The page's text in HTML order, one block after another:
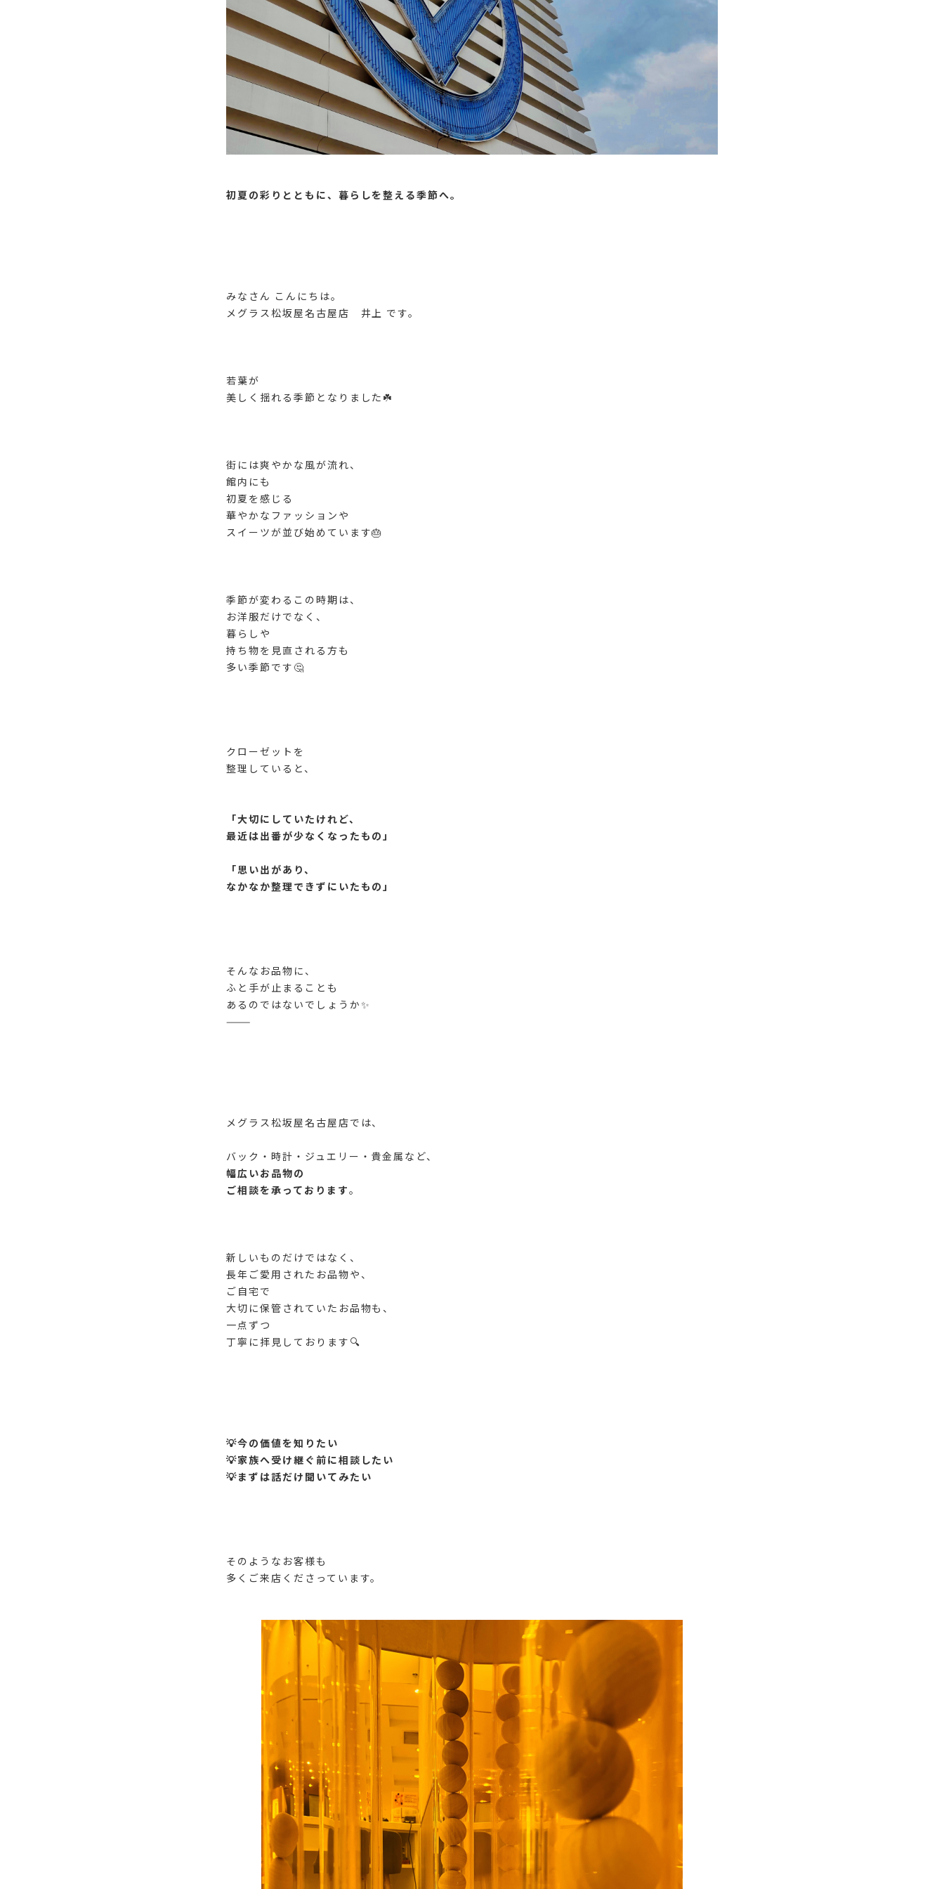
初夏の彩りとともに、暮らしを整える季節へ。
みなさん こんにちは。
メグラス松坂屋名古屋店 井上 です。
若葉が
美しく揺れる季節となりました☘️
街には爽やかな風が流れ、
館内にも
初夏を感じる
華やかなファッションや
スイーツが並び始めています🎂
季節が変わるこの時期は、
お洋服だけでなく、
暮らしや
持ち物を見直される方も
多い季節です🤔
クローゼットを
整理していると、
「大切にしていたけれど、
最近は出番が少なくなったもの」
「思い出があり、
なかなか整理できずにいたもの」
そんなお品物に、
ふと手が止まることも
あるのではないでしょうか✨
⸻
メグラス松坂屋名古屋店では、
バック・時計・ジュエリー・貴金属など、
幅広いお品物の
ご相談を承っております。
新しいものだけではなく、
長年ご愛用されたお品物や、
ご自宅で
大切に保管されていたお品物も、
一点ずつ
丁寧に拝見しております🔍
💡今の価値を知りたい
💡家族へ受け継ぐ前に相談したい
💡まずは話だけ聞いてみたい
そのようなお客様も
多くご来店くださっています。